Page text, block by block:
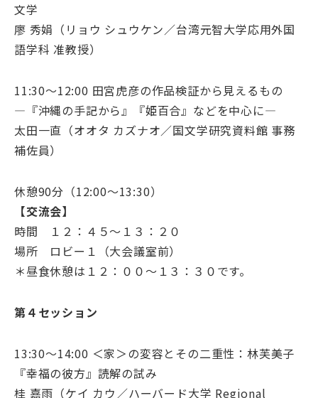
文学
廖 秀娟（リョウ シュウケン／台湾元智大学応用外国
語学科 准教授）
11:30～12:00 田宮虎彦の作品検証から見えるもの
―『沖縄の手記から』『姫百合』などを中心に―
太田一直（オオタ カズナオ／国文学研究資料館 事務
補佐員）
休憩90分（12:00～13:30）
【交流会】
時間 １２：４５～１３：２０
場所 ロビー１（大会議室前）
＊昼食休憩は１２：００～１３：３０です。
第４セッション
13:30～14:00 ＜家＞の変容とその二重性：林芙美子
『幸福の彼方』読解の試み
桂 嘉雨（ケイ カウ／ハーバード大学 Regional